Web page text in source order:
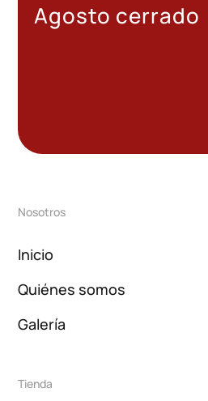
Agosto cerrado
Nosotros
Inicio
Quiénes somos
Galería
Tienda